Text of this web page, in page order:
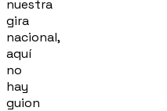
nuestra
gira
nacional,
aquí
no
hay
guion